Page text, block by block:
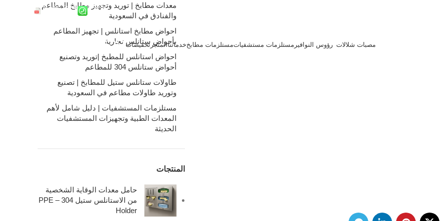
واتساب ملفات الشركة
مصبات شلالات رؤوس النوافير مستلزمات مستشفياتمستلزمات مطابخخدماتناالمتجر تخفيضات
معدات مطابخ | توريد وتجهيز مطابخ المطاعم
والفنادق في السعودية
احواض مطابخ استانلس | تجهيز المطاعم
بأحواض ستانلس تجارية
احواض استانلس للمطبخ |توريد وتصنيع
أحواض ستانلس 304 للمطاعم
طاولات ستانلس ستيل للمطابخ | تصنيع
وتوريد طاولات مطاعم في السعودية
مستلزمات المستشفيات | دليل شامل لأهم
المعدات الطبية وتجهيزات المستشفيات
الحديثة
المنتجات
حامل معدات الوقاية الشخصية
من الاستانلس ستيل 304 – PPE
Holder